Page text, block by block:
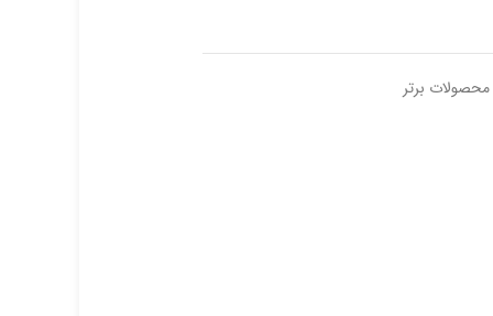
محصولات برتر